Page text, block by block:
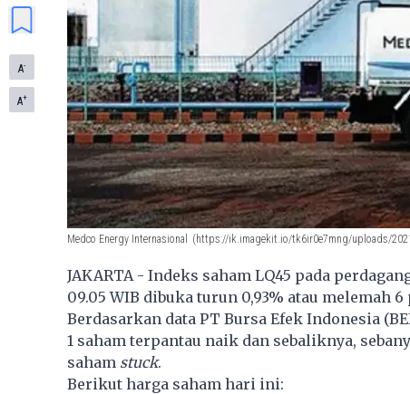
A-
A+
Medco Energy Internasional (https://ik.imagekit.io/tk6ir0e7mng/uploads/
JAKARTA - Indeks saham LQ45 pada
09.05 WIB dibuka turun 0,93% atau melemah 6
Berdasarkan data PT Bursa Efek Indonesia
1 saham terpantau naik dan sebaliknya,
saham stuck.
Berikut harga saham hari ini: